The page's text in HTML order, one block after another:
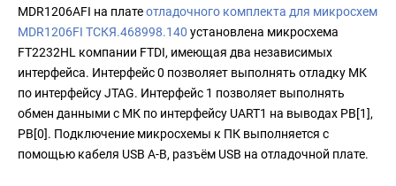
MDR1206AFI на платеотладочного комплекта для микросхем
MDR1206FI ТСКЯ.468998.140 установлена микросхема
FT2232HL компании FTDI, имеющая два независимых
интерфейса. Интерфейс 0 позволяет выполнять отладку МК
по интерфейсу JTAG. Интерфейс 1 позволяет выполнять
обмен данными с МК по интерфейсу UART1 на выводах PB[1],
PB[0]. Подключение микросхемы к ПК выполняется с
помощью кабеля USB A-B, разъём USB на отладочной плате.